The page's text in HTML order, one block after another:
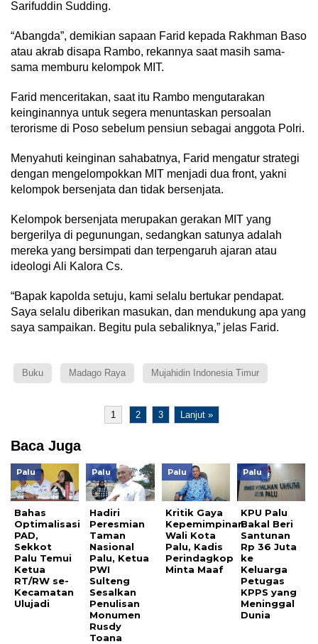
Sarifuddin Sudding.
“Abangda”, demikian sapaan Farid kepada Rakhman Baso
atau akrab disapa Rambo, rekannya saat masih sama-
sama memburu kelompok MIT.
Farid menceritakan, saat itu Rambo mengutarakan
keinginannya untuk segera menuntaskan persoalan
terorisme di Poso sebelum pensiun sebagai anggota Polri.
Menyahuti keinginan sahabatnya, Farid mengatur strategi
dengan mengelompokkan MIT menjadi dua front, yakni
kelompok bersenjata dan tidak bersenjata.
Kelompok bersenjata merupakan gerakan MIT yang
bergerilya di pegunungan, sedangkan satunya adalah
mereka yang bersimpati dan terpengaruh ajaran atau
ideologi Ali Kalora Cs.
“Bapak kapolda setuju, kami selalu bertukar pendapat.
Saya selalu diberikan masukan, dan mendukung apa yang
saya sampaikan. Begitu pula sebaliknya,” jelas Farid.
Buku Madago Raya Mujahidin Indonesia Timur
1 2 3 Lanjut »
Baca Juga
Palu
Bahas
Optimalisasi
PAD,
Sekkot
Palu Temui
Ketua
RT/RW se-
Kecamatan
Ulujadi
Palu
Hadiri
Peresmian
Taman
Nasional
Palu, Ketua
PWI
Sulteng
Sesalkan
Penulisan
Monumen
Rusdy
Toana
Palu
Kritik Gaya
Kepemimpinan
Wali Kota
Palu, Kadis
Perindagkop
Minta Maaf
Palu
KPU Palu
Bakal Beri
Santunan
Rp 36 Juta
ke
Keluarga
Petugas
KPPS yang
Meninggal
Dunia